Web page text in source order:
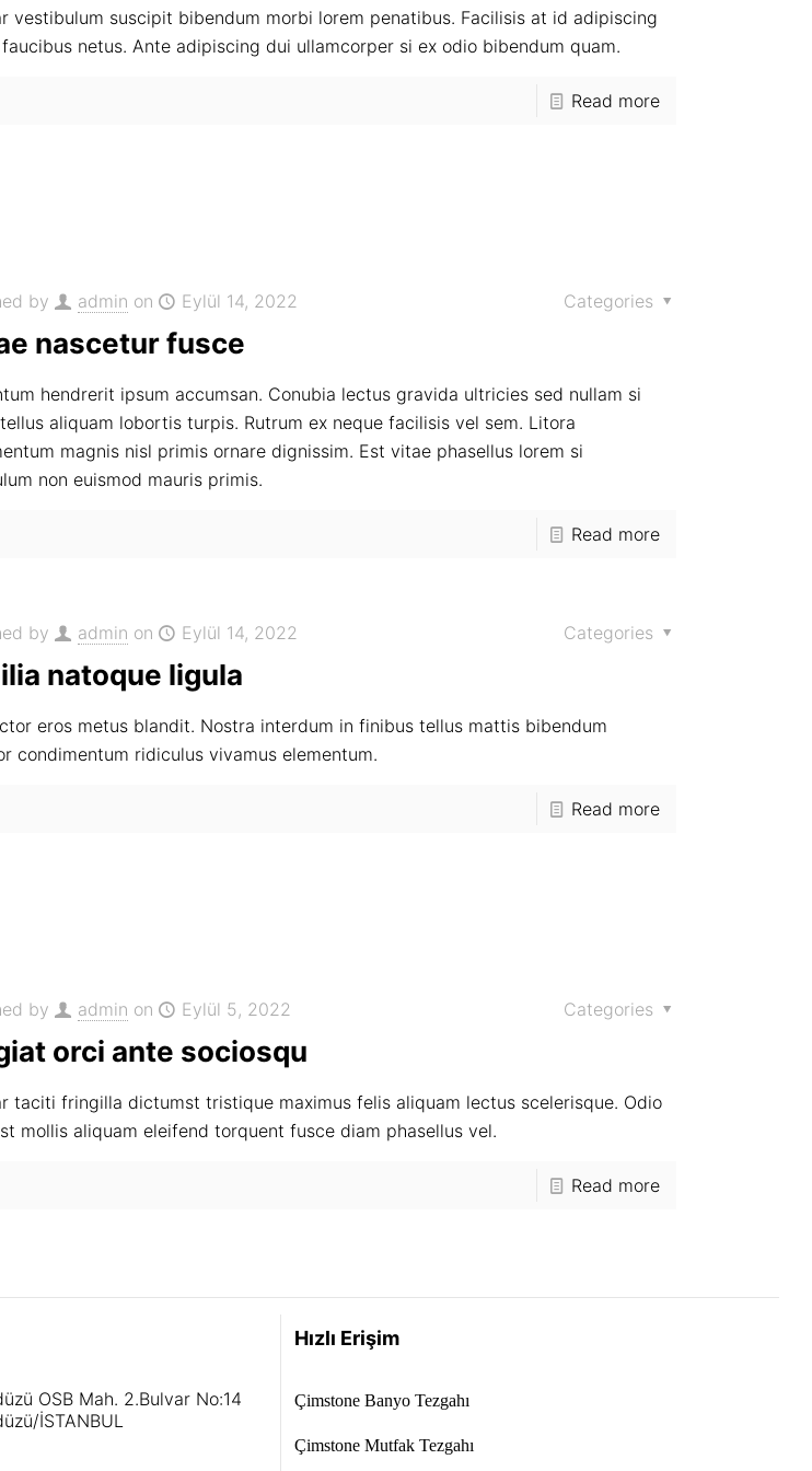
vestibulum suscipit bibendum morbi lorem penatibus. Facilisis at id adipiscing
netus. Ante adipiscing dui ullamcorper si ex odio bibendum quam.
Read more
by admin on Eylül 14, 2022 Categories
nascetur fusce
hendrerit ipsum accumsan. Conubia lectus gravida ultricies sed nullam si
aliquam lobortis turpis. Rutrum ex neque facilisis vel sem. Litora
magnis nisl primis ornare dignissim. Est vitae phasellus lorem si
non euismod mauris primis.
Read more
by admin on Eylül 14, 2022 Categories
natoque ligula
eros metus blandit. Nostra interdum in finibus tellus mattis bibendum
condimentum ridiculus vivamus elementum.
Read more
by admin on Eylül 5, 2022 Categories
orci ante sociosqu
taciti fringilla dictumst tristique maximus felis aliquam lectus scelerisque. Odio
mollis aliquam eleifend torquent fusce diam phasellus vel.
Read more
OSB Mah. 2.Bulvar No:14
İSTANBUL
Hızlı Erişim
Çimstone Banyo Tezgahı
Çimstone Mutfak Tezgahı